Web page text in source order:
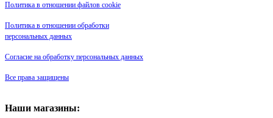
Политика в отношении файлов cookie
Политика в отношении обработки
персональных данных
Согласие на обработку персональных данных
Все права защищены
Наши магазины: